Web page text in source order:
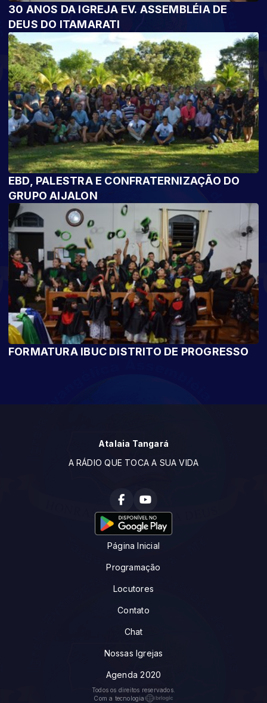
30 ANOS DA IGREJA EV. ASSEMBLÉIA DE
DEUS DO ITAMARATI
EBD, PALESTRA E CONFRATERNIZAÇÃO DO
GRUPO AIJALON
FORMATURA IBUC DISTRITO DE PROGRESSO
Atalaia Tangará
A RÁDIO QUE TOCA A SUA VIDA
Página Inicial
Programação
Locutores
Contato
Chat
Nossas Igrejas
Agenda 2020
Todos os direitos reservados.
Com a tecnologia